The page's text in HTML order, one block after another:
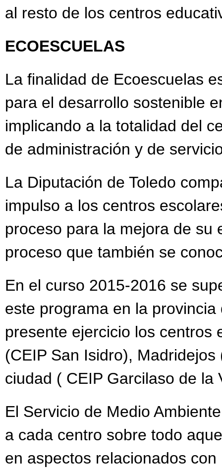
al resto de los centros
ECOESCUELAS
La finalidad de Ecoescuelas
para el desarrollo sostenible
implicando a la totalidad del
de administración y de
La Diputación de Toledo
impulso a los centros
proceso para la mejora de su
proceso que también se
En el curso 2015-2016 se
este programa en la
presente ejercicio los centros
(CEIP San Isidro),
ciudad ( CEIP Garcilaso de la
El Servicio de Medio
a cada centro sobre todo
en aspectos relacionados